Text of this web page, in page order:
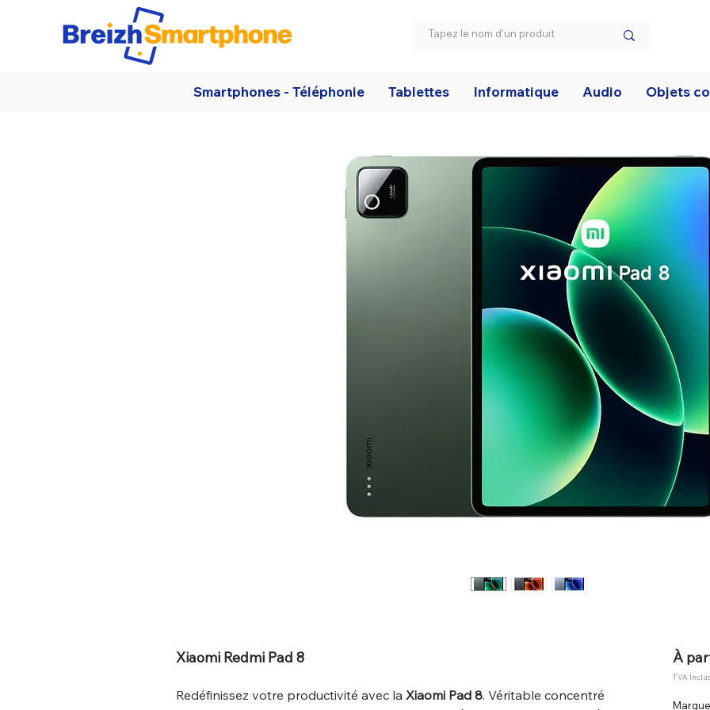
Smartphones - Téléphonie Tablettes Informatique Audio Objets
Xiaomi Redmi Pad 8
Redéfinissez votre productivité avec la Xiaomi Pad 8. Véritable concentré
À
TVA
Marque